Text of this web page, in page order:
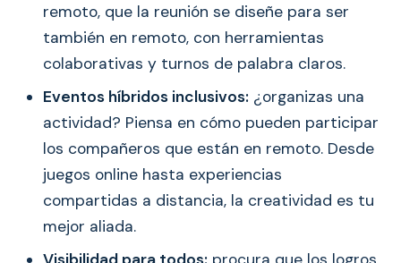
remoto, que la reunión se diseñe para ser
también en remoto, con herramientas
colaborativas y turnos de palabra claros.
Eventos híbridos inclusivos: ¿organizas una
actividad? Piensa en cómo pueden participar
los compañeros que están en remoto. Desde
juegos online hasta experiencias
compartidas a distancia, la creatividad es tu
mejor aliada.